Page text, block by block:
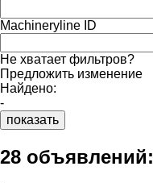
Machineryline ID
Не хватает фильтров?
Предложить изменение
Найдено:
-
показать
28 объявлений: